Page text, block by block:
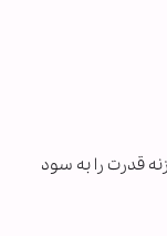
قدرت را به سود